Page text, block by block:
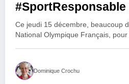
Ce jeudi 15 décembre, beaucoup
National Olympique Français,
Dominique Crochu